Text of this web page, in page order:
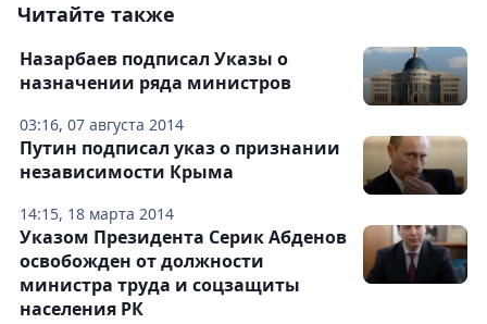
Читайте также
03:16, 07 августа 2014
Назарбаев подписал Указы о
назначении ряда министров
14:15, 18 марта 2014
Путин подписал указ о признании
независимости Крыма
Указом Президента Серик Абденов
освобожден от должности
министра труда и соцзащиты
населения РК